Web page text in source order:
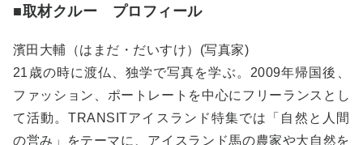
■取材クルー プロフィール
濱田大輔（はまだ・だいすけ）(写真家)
21歳の時に渡仏、独学で写真を学ぶ。2009年帰国後、
ファッション、ポートレートを中心にフリーランスとし
て活動。TRANSITアイスランド特集では「自然と人間
の営み」をテーマに、アイスランド馬の農家や大自然を